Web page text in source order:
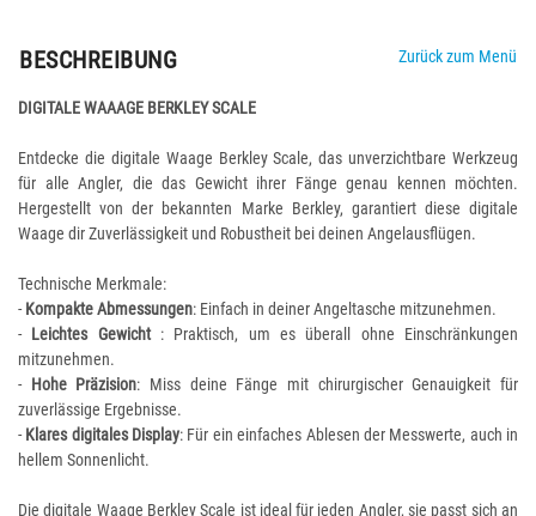
BESCHREIBUNG Zurück zum Menü
DIGITALE WAAAGE BERKLEY SCALE
Entdecke die digitale Waage Berkley Scale, das unverzichtbare Werkzeug
für alle Angler, die das Gewicht ihrer Fänge genau kennen möchten.
Hergestellt von der bekannten Marke Berkley, garantiert diese digitale
Waage dir Zuverlässigkeit und Robustheit bei deinen Angelausflügen.
Technische Merkmale:
-Kompakte Abmessungen: Einfach in deiner Angeltasche mitzunehmen.
- Leichtes Gewicht: Praktisch, um es überall ohne Einschränkungen
mitzunehmen.
- Hohe Präzision: Miss deine Fänge mit chirurgischer Genauigkeit für
zuverlässige Ergebnisse.
-Klares digitales Display: Für ein einfaches Ablesen der Messwerte, auch in
hellem Sonnenlicht.
Die digitale Waage Berkley Scale ist ideal für jeden Angler, sie passt sich an